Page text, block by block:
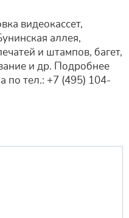
видеокассет,
аллея,
и штампов, багет,
и др. Подробнее
по тел.: +7 (495) 104-